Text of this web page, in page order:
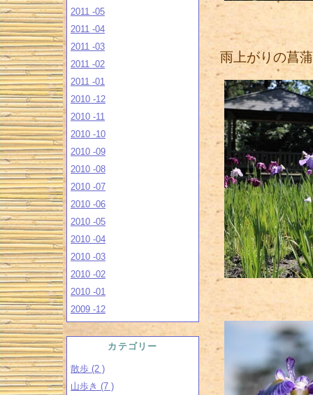
2011 -05
2011 -04
2011 -03
2011 -02
2011 -01
2010 -12
2010 -11
2010 -10
2010 -09
2010 -08
2010 -07
2010 -06
2010 -05
2010 -04
2010 -03
2010 -02
2010 -01
2009 -12
カテゴリー
散歩 (2 )
山歩き (7 )
雨上がりの菖